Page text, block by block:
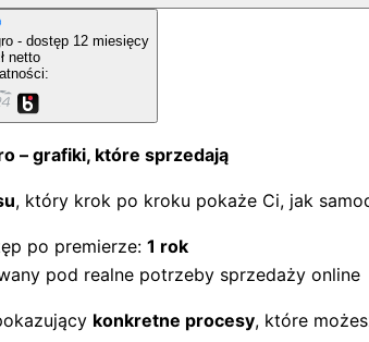
- dostęp 12 miesięcy
netto
– grafiki, które sprzedają
, który krok po kroku pokaże Ci, jak
po premierze: 1 rok
pod realne potrzeby sprzedaży online
konkretne procesy, które